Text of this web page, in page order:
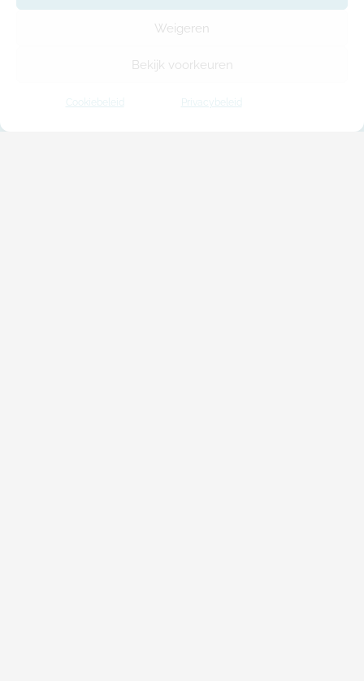
Weigeren
Bekijk voorkeuren
Privacybeleid